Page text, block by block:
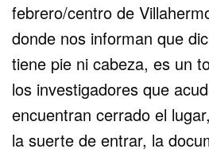
febrero/centro de
donde nos informan que
tiene pie ni cabeza, es un
los investigadores que
encuentran cerrado el
la suerte de entrar, la